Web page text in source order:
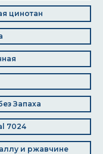
цинотан
Запаха
7024
и ржавчине